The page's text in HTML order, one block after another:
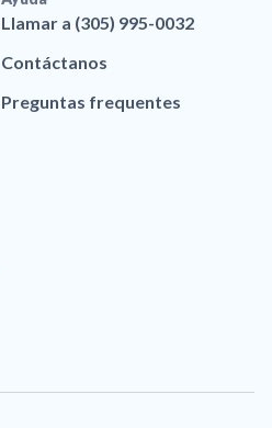
Llamar a (305) 995-0032
Contáctanos
Preguntas frequentes